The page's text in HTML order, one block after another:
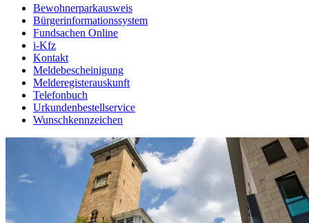
Bewohnerparkausweis
Bürgerinformationssystem
Fundsachen Online
i-Kfz
Kontakt
Meldebescheinigung
Melderegisterauskunft
Telefonbuch
Urkundenbestellservice
Wunschkennzeichen